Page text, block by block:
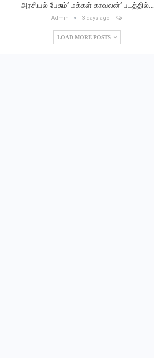
அரசியல் பேசும்’ மக்கள் காவலன்’ படத்தில்…
Admin 3 days ago
LOAD MORE POSTS